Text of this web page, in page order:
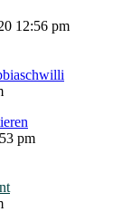
12:56 pm
pm